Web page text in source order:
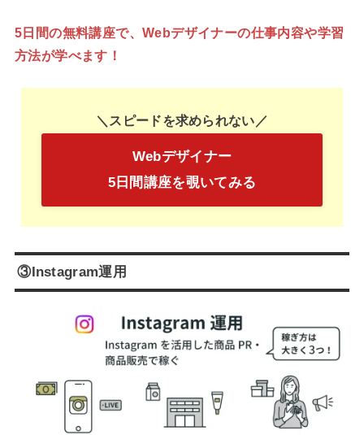
5日間の無料講座で、Webデザイナーの仕事内容や学習
方法が学べます！
＼スピードを求められない／
Webデザイナー
5日間講座を覗いてみる
③Instagram運用